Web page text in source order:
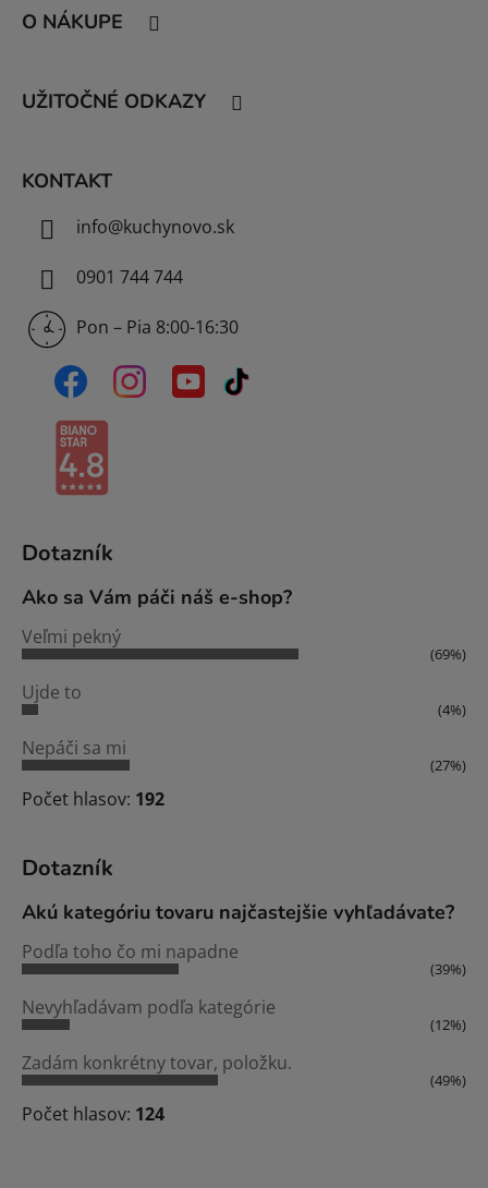
O NÁKUPE
UŽITOČNÉ ODKAZY
KONTAKT
info@kuchynovo.sk
0901 744 744
Pon – Pia 8:00-16:30
Dotazník
Ako sa Vám páči náš e-shop?
Veľmi pekný
(69%)
Ujde to
(4%)
Nepáči sa mi
(27%)
Počet hlasov: 192
Dotazník
Akú kategóriu tovaru najčastejšie vyhľadávate?
Podľa toho čo mi napadne
(39%)
Nevyhľadávam podľa kategórie
(12%)
Zadám konkrétny tovar, položku.
(49%)
Počet hlasov: 124